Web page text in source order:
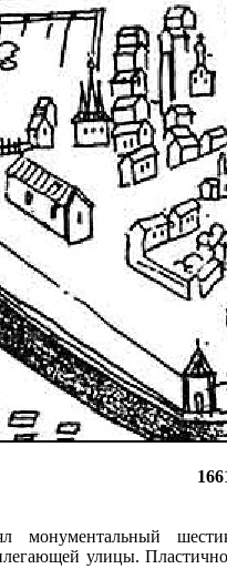
монументальный
улицы.